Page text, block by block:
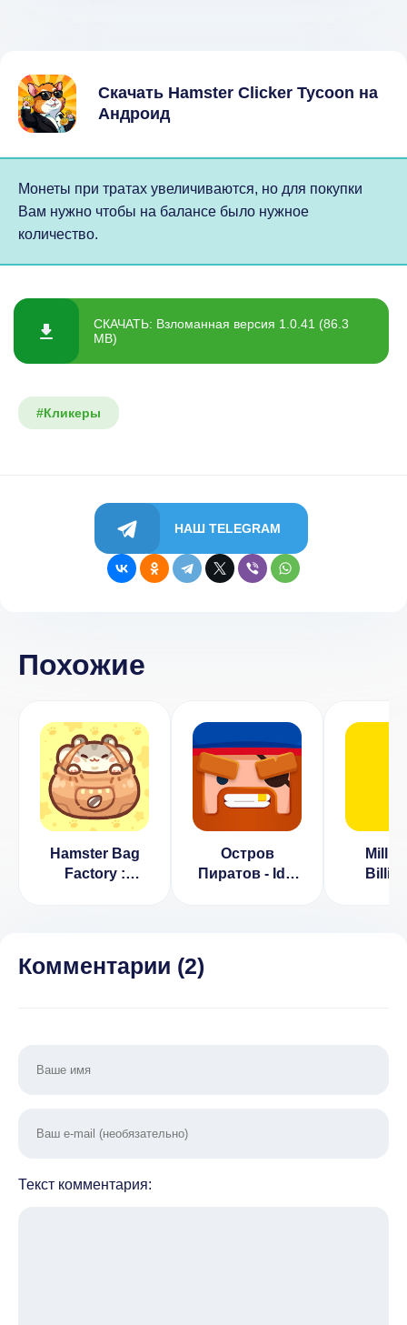
Скачать Hamster Clicker Tycoon на
Андроид
Монеты при тратах увеличиваются, но для покупки
Вам нужно чтобы на балансе было нужное
количество.
СКАЧАТЬ: Взломанная версия 1.0.41 (86.3
MB)
#Кликеры
НАШ TELEGRAM
Похожие
Hamster Bag
Factory :
Остров
Пиратов - Idle
Комментарии (2)
Текст комментария: